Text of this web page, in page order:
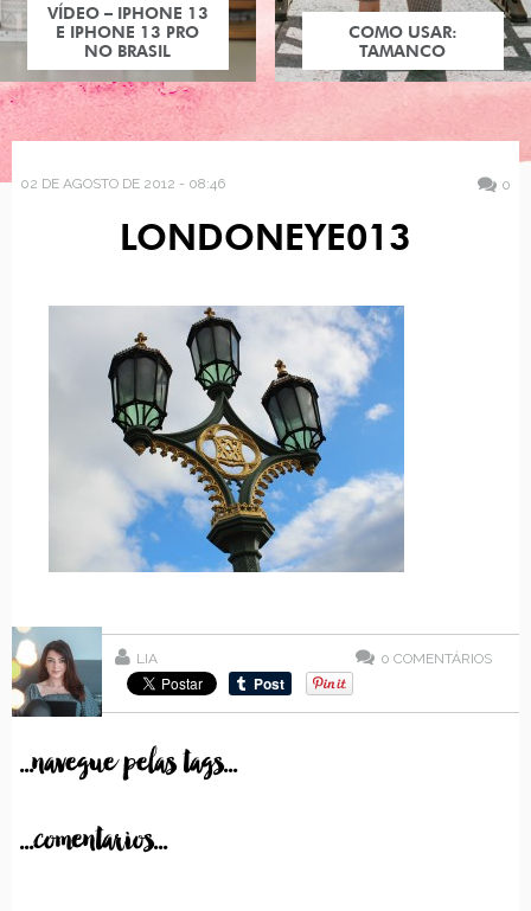
VÍDEO – IPHONE 13
E IPHONE 13 PRO
NO BRASIL
COMO USAR:
TAMANCO
02 DE AGOSTO DE 2012 - 08:46 0
LONDONEYE013
LIA 0 COMENTÁRIOS
...navegue pelas tags...
...comentarios...